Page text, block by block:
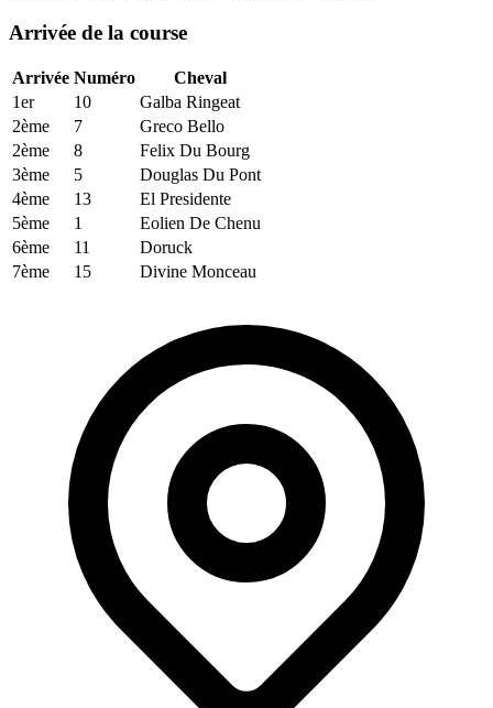
Arrivée de la course
Arrivée Numéro
Cheval
1er
10
Galba Ringeat
2ème
7
Greco Bello
2ème
8
Felix Du Bourg
3ème
5
Douglas Du Pont
4ème
13
El Presidente
5ème
1
Eolien De Chenu
6ème
11
Doruck
7ème
15 Divine Monceau